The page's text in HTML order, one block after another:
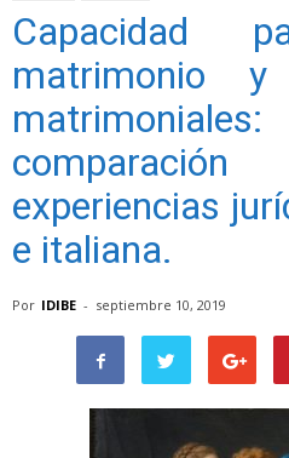
Capacidad
matrimonio y
experiencias
e italiana.
Por IDIBE - septiembre 10, 2019